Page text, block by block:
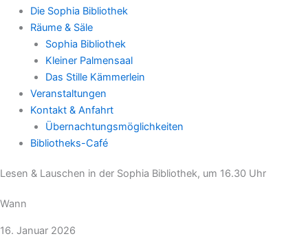
Die Sophia Bibliothek
Räume & Säle
Sophia Bibliothek
Kleiner Palmensaal
Das Stille Kämmerlein
Veranstaltungen
Kontakt & Anfahrt
Übernachtungsmöglichkeiten
Bibliotheks-Café
Lesen & Lauschen in der Sophia Bibliothek, um 16.30 Uhr
Wann
16. Januar 2026